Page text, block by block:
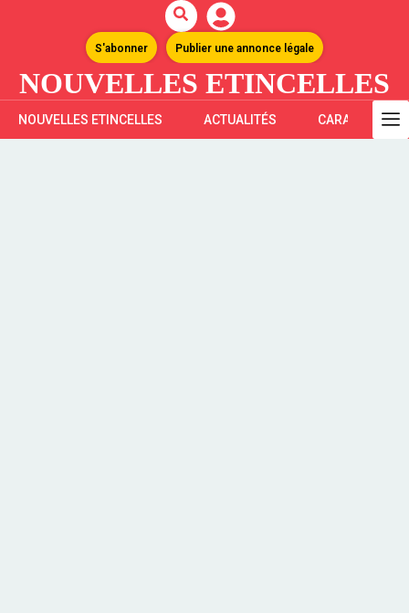
S'abonner Publier une annonce légale
NOUVELLES ETINCELLES
NOUVELLES ETINCELLES ACTUALITÉS CARAÏBES